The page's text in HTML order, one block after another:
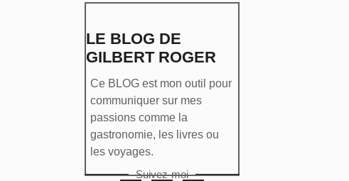
LE BLOG DE
GILBERT ROGER
Ce BLOG est mon outil pour
communiquer sur mes
passions comme la
gastronomie, les livres ou
les voyages.
Suivez-moi